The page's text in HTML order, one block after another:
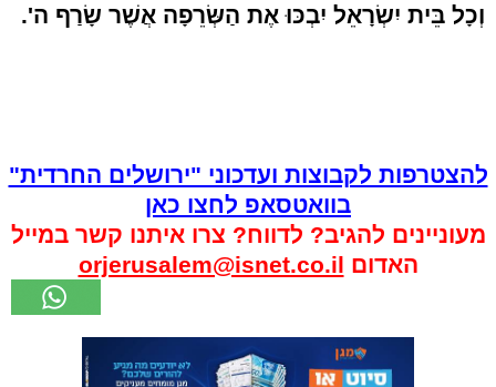
וְכָל בֵּית יִשְׂרָאֵל יִבְכּוּ אֶת הַשְּׂרֵפָה אֲשֶׁר שָׂרַף ה'.
להצטרפות לקבוצות ועדכוני "ירושלים החרדית"
בוואטסאפ לחצו כאן
מעוניינים להגיב? לדווח? צרו איתנו קשר במייל
האדום orjerusalem@isnet.co.il